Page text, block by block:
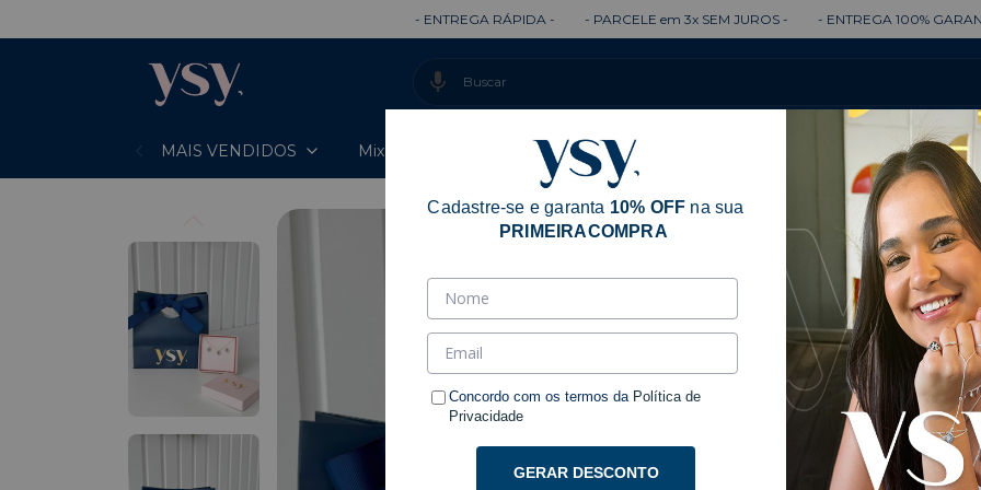
- ENTREGA RÁPIDA - - PARCELE em 3x SEM JUROS - - ENTREGA 100% GARANTIDA -
MAIS VENDIDOS Mixes Prontos Colares Pulseiras
Início Mixes
Kit
%OFF
Cadastre-se e garanta 10% OFF na sua
PRIMEIRACOMPRA
Concordo com os termos da Política de
Privacidade
GERAR DESCONTO